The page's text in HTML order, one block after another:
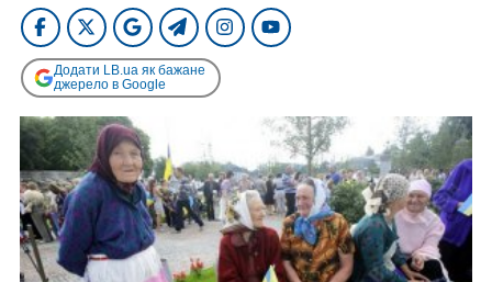
Додати LB.ua як бажане
джерело в Google